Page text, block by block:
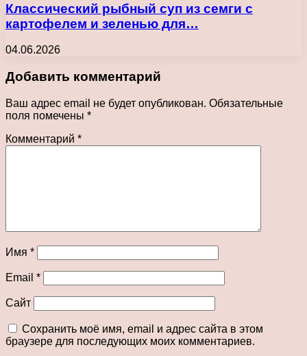
Классический рыбный суп из семги с
картофелем и зеленью для…
04.06.2026
Добавить комментарий
Ваш адрес email не будет опубликован. Обязательные
поля помечены *
Комментарий *
Имя *
Email *
Сайт
Сохранить моё имя, email и адрес сайта в этом
браузере для последующих моих комментариев.